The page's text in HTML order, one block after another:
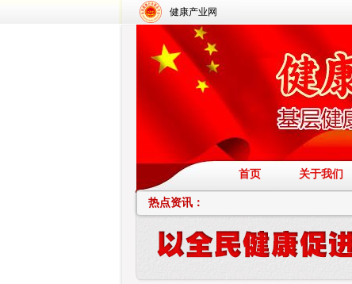
健康产业网
首页 关于我们
热点资讯：